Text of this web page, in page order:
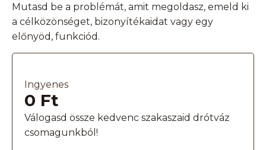
Mutasd be a problémát, amit megoldasz, emeld ki
a célközönséget, bizonyítékaidat vagy egy
előnyöd, funkciód.
Ingyenes
0 Ft
Válogasd össze kedvenc szakaszaid drótváz
csomagunkból!